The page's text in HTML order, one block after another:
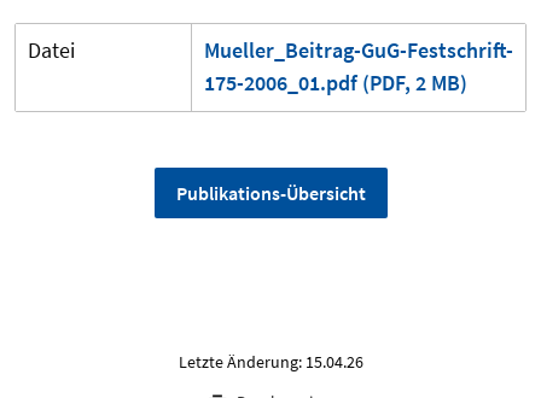
Datei
Mueller_Beitrag-GuG-Festschrift-
175-2006_01.pdf (PDF, 2 MB)
Publikations-Übersicht
Letzte Änderung: 15.04.26